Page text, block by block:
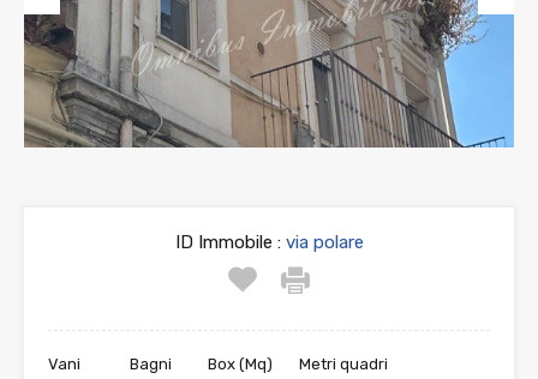
Previous Next
ID Immobile :via polare
Vani Bagni Box (Mq) Metri quadri